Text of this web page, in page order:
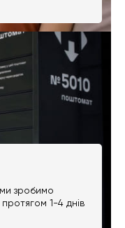
зробимо
1-4 днів